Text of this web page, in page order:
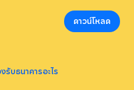
ดาวน์โหลด
รับธนาคารอะไร